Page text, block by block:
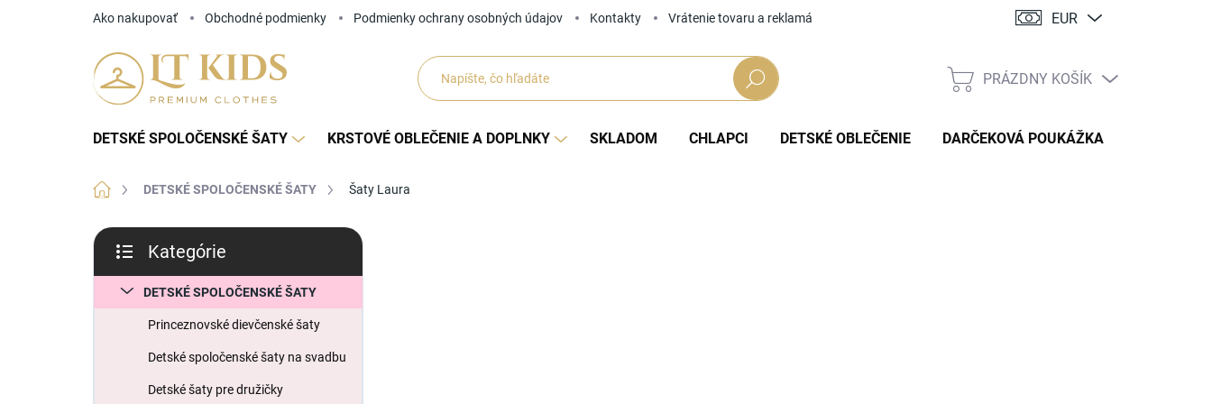
Ako nakupovať Obchodné podmienky Podmienky ochrany osobných údajov Kontakty Vrátenie tovaru a reklamácia EUR
Hľadať
NÁKUPNÝ
PRÁZDNY KOŠÍK
DETSKÉ SPOLOČENSKÉ ŠATY KRSTOVÉ OBLEČENIE A DOPLNKY SKLADOM CHLAPCI DETSKÉ OBLEČENIE DARČEKOVÁ POUKÁŽKA
DomovDETSKÉ SPOLOČENSKÉ ŠATY Šaty Laura
B
č
ý
kategórie
Kategórie
DETSKÉ SPOLOČENSKÉ ŠATY
Princeznovské dievčenské šaty
Detské spoločenské šaty na svadbu
Detské šaty pre družičky